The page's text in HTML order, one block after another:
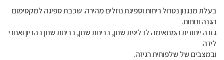
בעלת מנגנון נטרול ריחות וספיגת נוזלים מהירה. שכבת ספיגה למקסימום
הגנה ונוחות.
גזרה ייחודית המתאימה לדליפת שתן, בריחת שתן, בריחת שתן בהריון ואחרי
לידה
ובמצבים של שלפוחית רגיזה.